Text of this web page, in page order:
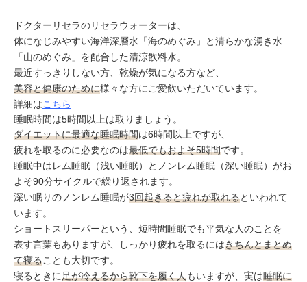
ドクターリセラのリセラウォーターは、
体になじみやすい海洋深層水「海のめぐみ」と清らかな湧き水
「山のめぐみ」を配合した清涼飲料水。
最近すっきりしない方、乾燥が気になる方など、
美容と健康のために様々な方にご愛飲いただいています。
詳細はこちら
睡眠時間は5時間以上は取りましょう。
ダイエットに最適な睡眠時間は6時間以上ですが、
疲れを取るのに必要なのは最低でもおよそ5時間です。
睡眠中はレム睡眠（浅い睡眠）とノンレム睡眠（深い睡眠）がお
よそ90分サイクルで繰り返されます。
深い眠りのノンレム睡眠が3回起きると疲れが取れるといわれて
います。
ショートスリーパーという、短時間睡眠でも平気な人のことを
表す言葉もありますが、しっかり疲れを取るにはきちんとまとめ
て寝ることも大切です。
寝るときに足が冷えるから靴下を履く人もいますが、実は睡眠に